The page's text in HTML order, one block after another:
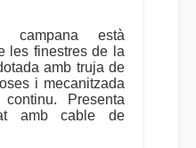
està
les finestres de la
amb truja de
i mecanitzada
Presenta
amb cable de